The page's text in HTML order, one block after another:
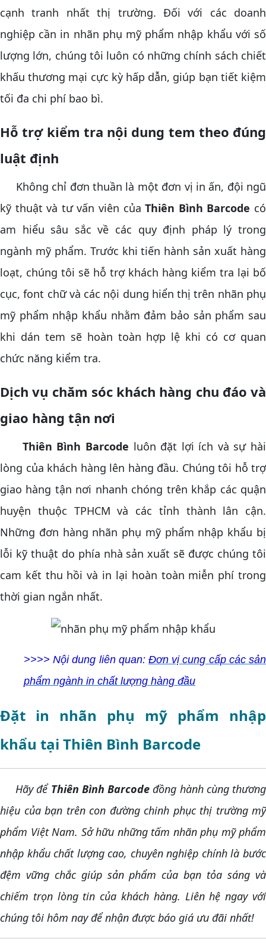
cạnh tranh nhất thị trường. Đối với các doanh
nghiệp cần in nhãn phụ mỹ phẩm nhập khẩu với số
lượng lớn, chúng tôi luôn có những chính sách chiết
khấu thương mại cực kỳ hấp dẫn, giúp bạn tiết kiệm
tối đa chi phí bao bì.
Hỗ trợ kiểm tra nội dung tem theo đúng
luật định
Không chỉ đơn thuần là một đơn vị in ấn, đội ngũ
kỹ thuật và tư vấn viên củaThiên Bình Barcode có
am hiểu sâu sắc về các quy định pháp lý trong
ngành mỹ phẩm. Trước khi tiến hành sản xuất hàng
loạt, chúng tôi sẽ hỗ trợ khách hàng kiểm tra lại bố
cục, font chữ và các nội dung hiển thị trên nhãn phụ
mỹ phẩm nhập khẩu nhằm đảm bảo sản phẩm sau
khi dán tem sẽ hoàn toàn hợp lệ khi có cơ quan
chức năng kiểm tra.
Dịch vụ chăm sóc khách hàng chu đáo và
giao hàng tận nơi
Thiên Bình Barcode luôn đặt lợi ích và sự hài
lòng của khách hàng lên hàng đầu. Chúng tôi hỗ trợ
giao hàng tận nơi nhanh chóng trên khắp các quận
huyện thuộc TPHCM và các tỉnh thành lân cận.
Những đơn hàng nhãn phụ mỹ phẩm nhập khẩu bị
lỗi kỹ thuật do phía nhà sản xuất sẽ được chúng tôi
cam kết thu hồi và in lại hoàn toàn miễn phí trong
thời gian ngắn nhất.
>>>> Nội dung liên quan: Đơn vị cung cấp các sản
phẩm ngành in chất lượng hàng đầu
Đặt in nhãn phụ mỹ phẩm nhập
khẩu tại Thiên Bình Barcode
Hãy để Thiên Bình Barcode đồng hành cùng thương
hiệu của bạn trên con đường chinh phục thị trường mỹ
phẩm Việt Nam. Sở hữu những tấm nhãn phụ mỹ phẩm
nhập khẩu chất lượng cao, chuyên nghiệp chính là bước
đệm vững chắc giúp sản phẩm của bạn tỏa sáng và
chiếm trọn lòng tin của khách hàng. Liên hệ ngay với
chúng tôi hôm nay để nhận được báo giá ưu đãi nhất!